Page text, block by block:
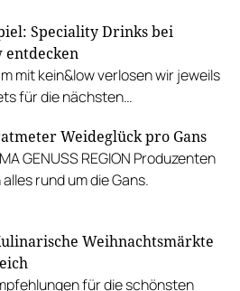
Speciality Drinks bei
entdecken
mit kein&low verlosen wir jeweils
für die nächsten
Weideglück pro Gans
GENUSS REGION Produzenten
rund um die Gans.
Weihnachtsmärkte
für die schönsten